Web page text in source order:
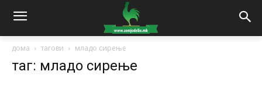
дома тагови младо сирење
таг: младо сирење